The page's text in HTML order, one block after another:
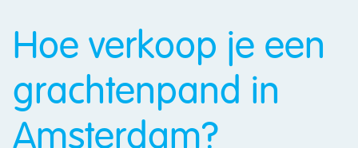
Hoe verkoop je een
grachtenpand in
Amsterdam?